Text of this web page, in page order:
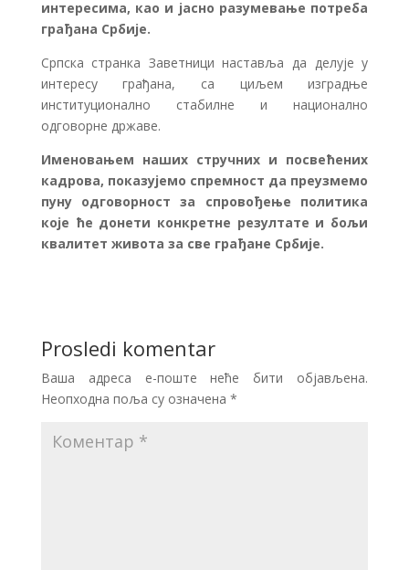
интересима, као и јасно разумевање потреба
грађана Србије.
Српска странка Заветници наставља да делује у
интересу грађана, са циљем изградње
институционално стабилне и национално
одговорне државе.
Именовањем наших стручних и посвећених
кадрова, показујемо спремност да преузмемо
пуну одговорност за спровођење политика
које ће донети конкретне резултате и бољи
квалитет живота за све грађане Србије.
Prosledi komentar
Ваша адреса е-поште неће бити објављена.
Неопходна поља су означена *